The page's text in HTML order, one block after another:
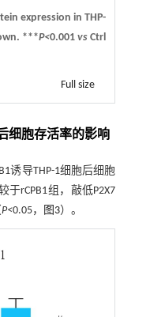
expression in THP-
***P<0.001 vsCtrl
Full size
细胞存活率的影响
诱导THP-1细胞后细胞
于rCPB1组，敲低P2X7
P<0.05， 图3）。